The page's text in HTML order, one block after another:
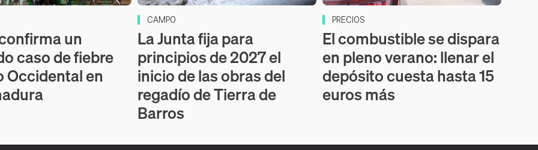
un
caso de fiebre
Occidental en
CAMPO
La Junta fija para
principios de 2027 el
inicio de las obras del
regadío de Tierra de
Barros
PRECIOS
El combustible se dispara
en pleno verano: llenar el
depósito cuesta hasta 15
euros más